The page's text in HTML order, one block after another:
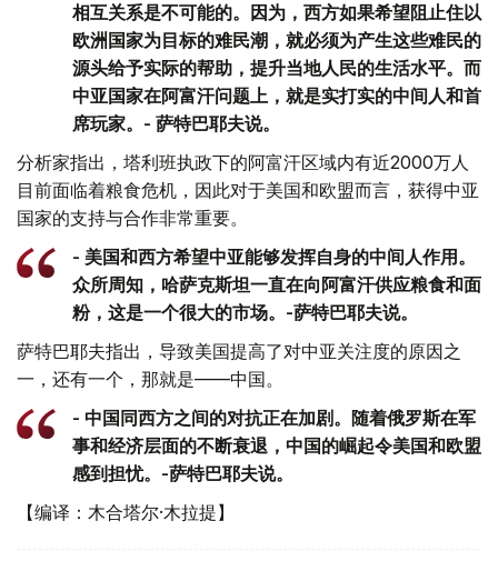
相互关系是不可能的。因为，西方如果希望阻止住以
欧洲国家为目标的难民潮，就必须为产生这些难民的
源头给予实际的帮助，提升当地人民的生活水平。而
中亚国家在阿富汗问题上，就是实打实的中间人和首
席玩家。- 萨特巴耶夫说。
分析家指出，塔利班执政下的阿富汗区域内有近2000万人
目前面临着粮食危机，因此对于美国和欧盟而言，获得中亚
国家的支持与合作非常重要。
- 美国和西方希望中亚能够发挥自身的中间人作用。
众所周知，哈萨克斯坦一直在向阿富汗供应粮食和面
粉，这是一个很大的市场。-萨特巴耶夫说。
萨特巴耶夫指出，导致美国提高了对中亚关注度的原因之
一，还有一个，那就是——中国。
- 中国同西方之间的对抗正在加剧。随着俄罗斯在军
事和经济层面的不断衰退，中国的崛起令美国和欧盟
感到担忧。-萨特巴耶夫说。
【编译：木合塔尔·木拉提】